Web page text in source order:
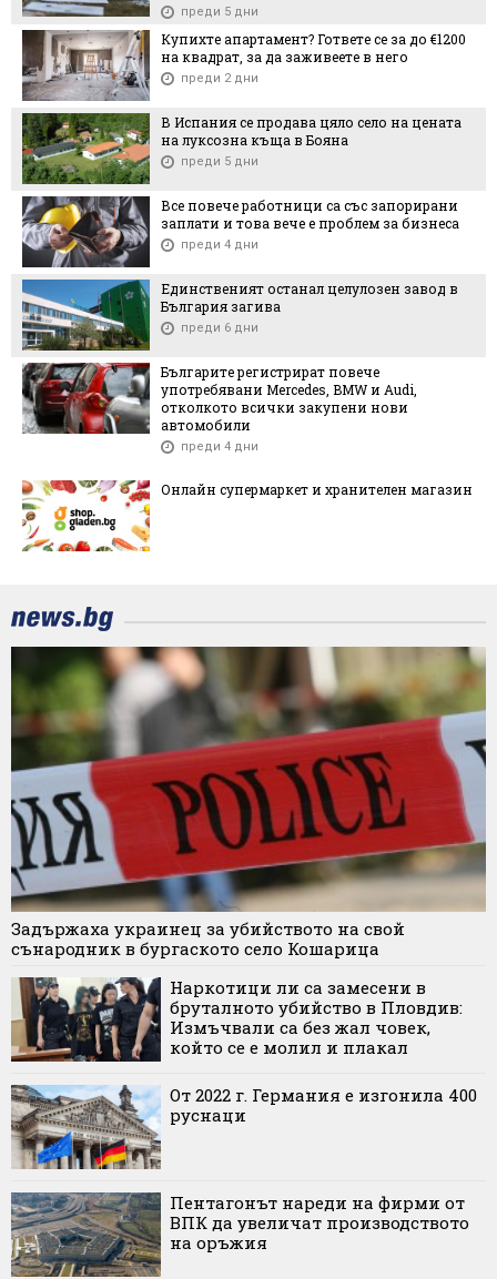
преди 5 дни
Купихте апартамент? Гответе се за до €1200
на квадрат, за да заживеете в него
преди 2 дни
В Испания се продава цяло село на цената
на луксозна къща в Бояна
преди 5 дни
Все повече работници са със запорирани
заплати и това вече е проблем за бизнеса
преди 4 дни
Единственият останал целулозен завод в
България загива
преди 6 дни
Българите регистрират повече
употребявани Mercedes, BMW и Audi,
отколкото всички закупени нови
автомобили
преди 4 дни
Онлайн супермаркет и хранителен магазин
Задържаха украинец за убийството на свой
сънародник в бургаското село Кошарица
Наркотици ли са замесени в
бруталното убийство в Пловдив:
Измъчвали са без жал човек,
който се е молил и плакал
От 2022 г. Германия е изгонила 400
руснаци
Пентагонът нареди на фирми от
ВПК да увеличат производството
на оръжия